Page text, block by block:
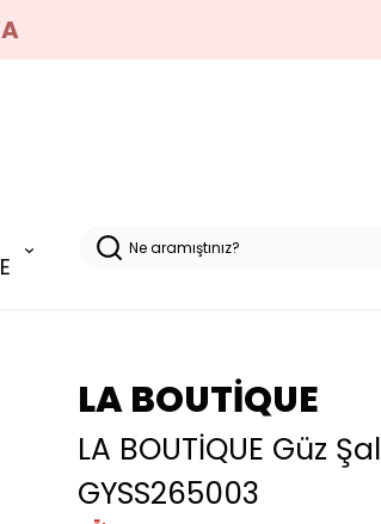
LA BOUTİQUE
LA BOUTİQUE Güz Şal
GYSS265003